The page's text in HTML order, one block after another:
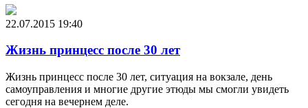
22.07.2015 19:40
Жизнь принцесс после 30 лет
Жизнь принцесс после 30 лет, ситуация на вокзале, день
самоуправления и многие другие этюды мы смогли увидеть
сегодня на вечернем деле.